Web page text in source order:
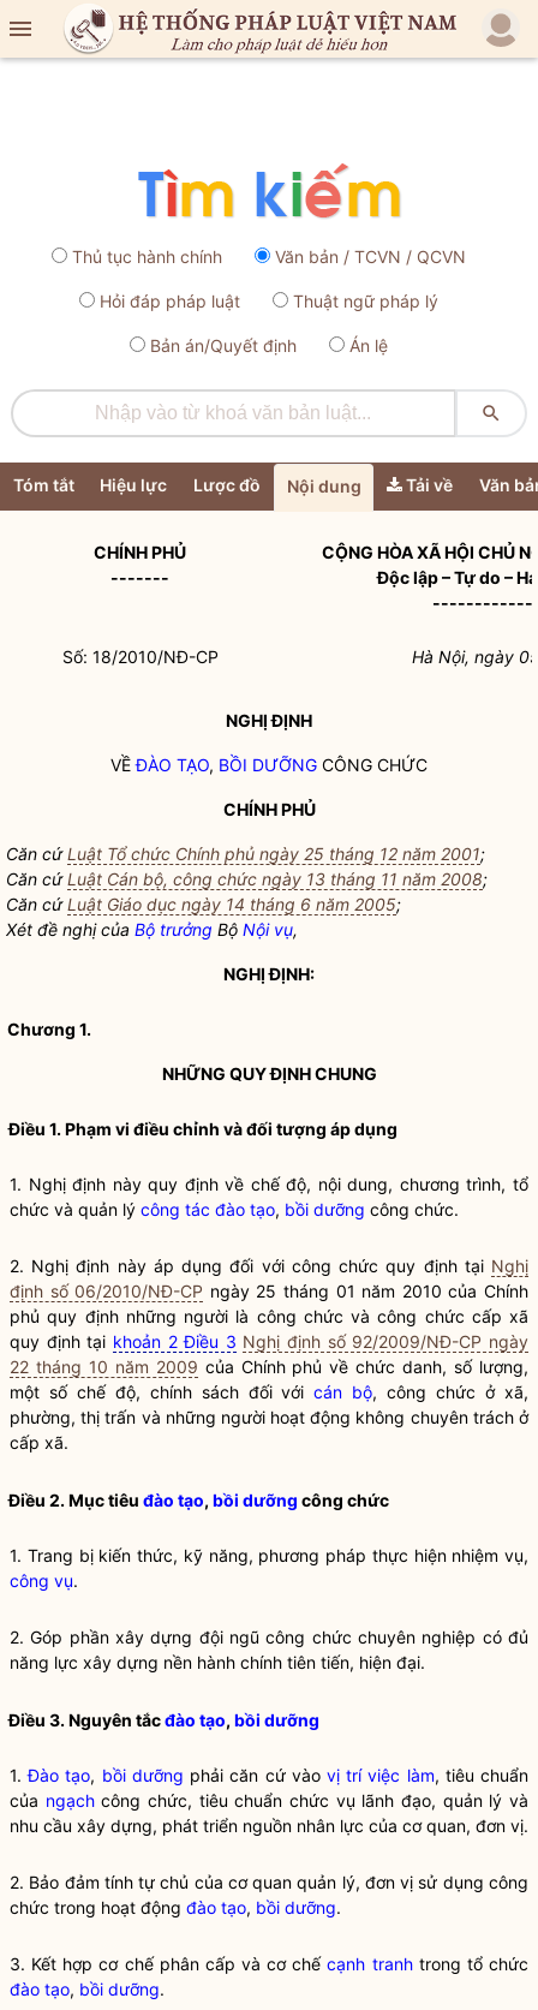

Thủ tục hành chính Văn bản / TCVN / QCVN
Hỏi đáp pháp luật Thuật ngữ pháp lý
Bản án/Quyết định Án lệ

Tóm tắt Hiệu lực Lược đồ Nội dung Tải về Văn
CHÍNH PHỦ
-------
CỘNG HÒA XÃ HỘI CHỦ
Độc lập – Tự do –
Số: 18/2010/NĐ-CP Hà Nội, ngày
NGHỊ ĐỊNH
VỀĐÀO TẠO, BỒI DƯỠNG CÔNG CHỨC
CHÍNH PHỦ
Căn cứLuật Tổ chức Chính phủ ngày 25 tháng 12 năm 2001;
Căn cứLuật Cán bộ, công chức ngày 13 tháng 11 năm 2008;
Căn cứLuật Giáo dục ngày 14 tháng 6 năm 2005;
Xét đề nghị của Bộ trưởng Bộ Nội vụ,
NGHỊ ĐỊNH:
Chương 1.
NHỮNG QUY ĐỊNH CHUNG
Điều 1. Phạm vi điều chỉnh và đối tượng áp dụng
1. Nghị định này quy định về chế độ, nội dung, chương trình, tổ
chức và quản lý công tác đào tạo, bồi dưỡng công chức.
2. Nghị định này áp dụng đối với công chức quy định tại Nghị
định số 06/2010/NĐ-CP ngày 25 tháng 01 năm 2010 của Chính
phủ quy định những người là công chức và công chức cấp xã
quy định tại khoản 2 Điều 3 Nghị định số 92/2009/NĐ-CP ngày
22 tháng 10 năm 2009 của Chính phủ về chức danh, số lượng,
một số chế độ, chính sách đối vớicán bộ, công chức ở xã,
phường, thị trấn và những người hoạt động không chuyên trách ở
cấp xã.
Điều 2. Mục tiêu đào tạo, bồi dưỡng công chức
1. Trang bị kiến thức, kỹ năng, phương pháp thực hiện nhiệm vụ,
công vụ.
2. Góp phần xây dựng đội ngũ công chức chuyên nghiệp có đủ
năng lực xây dựng nền hành chính tiên tiến, hiện đại.
Điều 3. Nguyên tắcđào tạo, bồi dưỡng
1.Đào tạo, bồi dưỡng phải căn cứ vào vị trí việc làm, tiêu chuẩn
của ngạchcông chức, tiêu chuẩn chức vụ lãnh đạo, quản lý và
nhu cầu xây dựng, phát triển nguồn nhân lực của cơ quan, đơn vị.
2. Bảo đảm tính tự chủ của cơ quan quản lý, đơn vị sử dụng công
chức trong hoạt động đào tạo, bồi dưỡng.
3. Kết hợp cơ chế phân cấp và cơ chếcạnh tranhtrong tổ chức
đào tạo, bồi dưỡng.